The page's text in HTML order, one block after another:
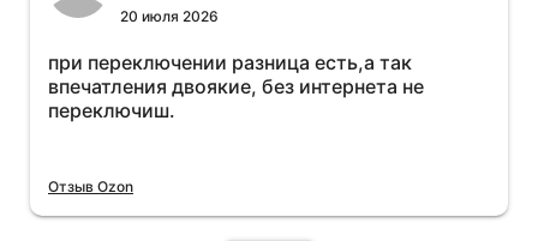
20 июля 2026
при переключении разница есть,а так
впечатления двоякие, без интернета не
переключиш.
Отзыв Ozon